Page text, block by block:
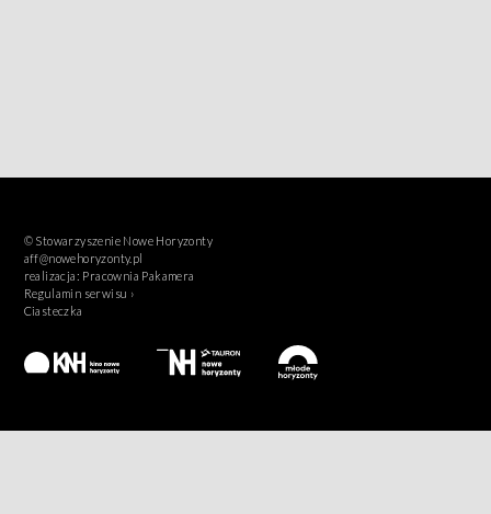
© Stowarzyszenie Nowe Horyzonty
aff@nowehoryzonty.pl
realizacja: Pracownia Pakamera
Regulamin serwisu ›
Ciasteczka